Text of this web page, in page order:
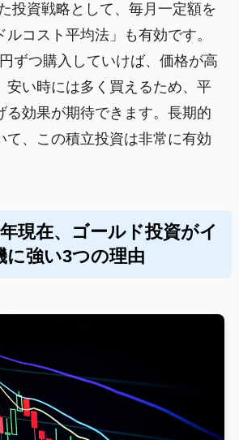
投資戦略として、毎月一定額を
コスト平均法」も有効です。
ずつ購入していけば、価格が高
安い時には多く買えるため、平
る効果が期待できます。長期的
て、この積立投資は非常に有効
現在、ゴールド投資がイ
に強い3つの理由